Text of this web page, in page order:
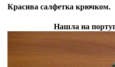
Красива салфетка крючком.
Нашла на